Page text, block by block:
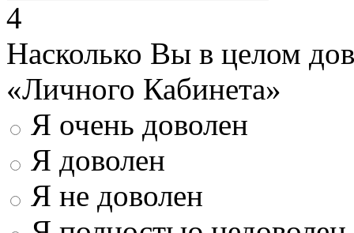
4
Насколько Вы в целом
«Личного Кабинета»
Я очень доволен
Я доволен
Я не доволен